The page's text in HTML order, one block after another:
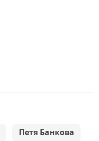
Петя Банкова